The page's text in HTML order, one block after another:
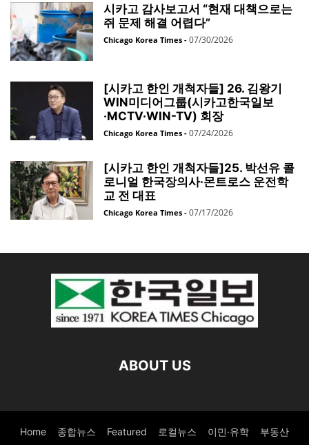
시카고 감사보고서 “현재 대책으로는
쥐 문제 해결 어렵다”
Chicago Korea Times - 07/30/2026
[시카고 한인 개척자들] 26. 김왕기
WIN미디어그룹(시카고한국일보
·MCTV·WIN-TV) 회장
Chicago Korea Times - 07/24/2026
[시카고 한인 개척자들]25. 박선유 콜
로니얼 한국장의사·몬트로스 운전학
교 전 대표
Chicago Korea Times - 07/17/2026
ABOUT US
Home 종합뉴스 Featured 로컬뉴스 이민·유학 부동산